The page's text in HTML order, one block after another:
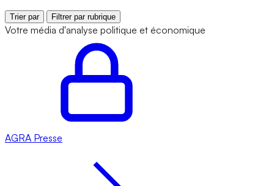
Trier par Filtrer par rubrique
Votre média d'analyse politique et économique
AGRA Presse